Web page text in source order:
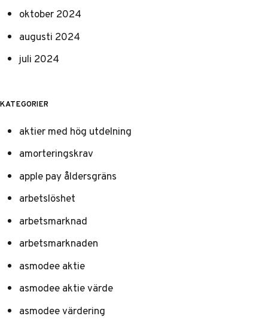
oktober 2024
augusti 2024
juli 2024
KATEGORIER
aktier med hög utdelning
amorteringskrav
apple pay åldersgräns
arbetslöshet
arbetsmarknad
arbetsmarknaden
asmodee aktie
asmodee aktie värde
asmodee värdering